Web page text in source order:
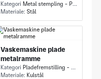
Kategori Metal stempling - Progressiv stansning
Materiale: Stål
Vaskemaskine plade
metalramme
Kategori Pladefremstilling - Bøjning
Materiale: Kulstål